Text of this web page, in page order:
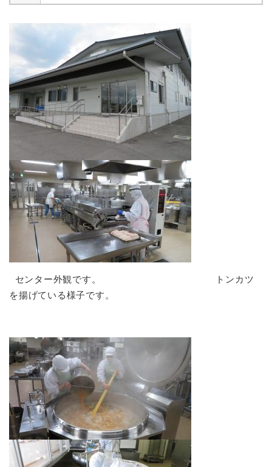
センター外観です。 トンカツ
を揚げている様子です。